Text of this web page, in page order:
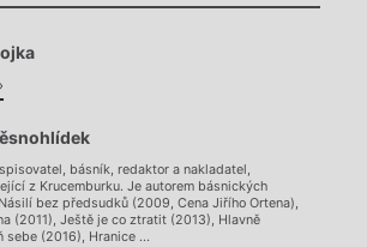
básník, redaktor a nakladatel,
z Krucemburku. Je autorem básnických
bez předsudků (2009, Cena Jiřího Ortena),
(2011), Ještě je co ztratit (2013), Hlavně
sebe (2016), Hranice ...